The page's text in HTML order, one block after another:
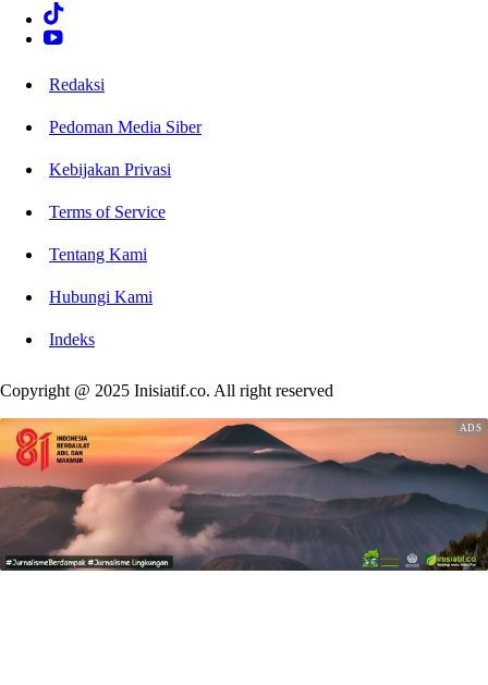
Redaksi
Pedoman Media Siber
Kebijakan Privasi
Terms of Service
Tentang Kami
Hubungi Kami
Indeks
Copyright @ 2025 Inisiatif.co. All right reserved